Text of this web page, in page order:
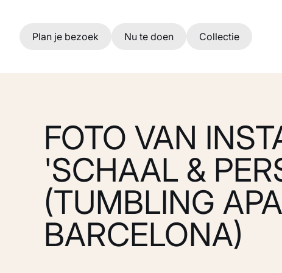
Ga naar hoofdinhoud
Plan je bezoek Nu te doen Collectie
FOTO VAN
'SCHAAL &
(TUMBLING
BARCELONA)